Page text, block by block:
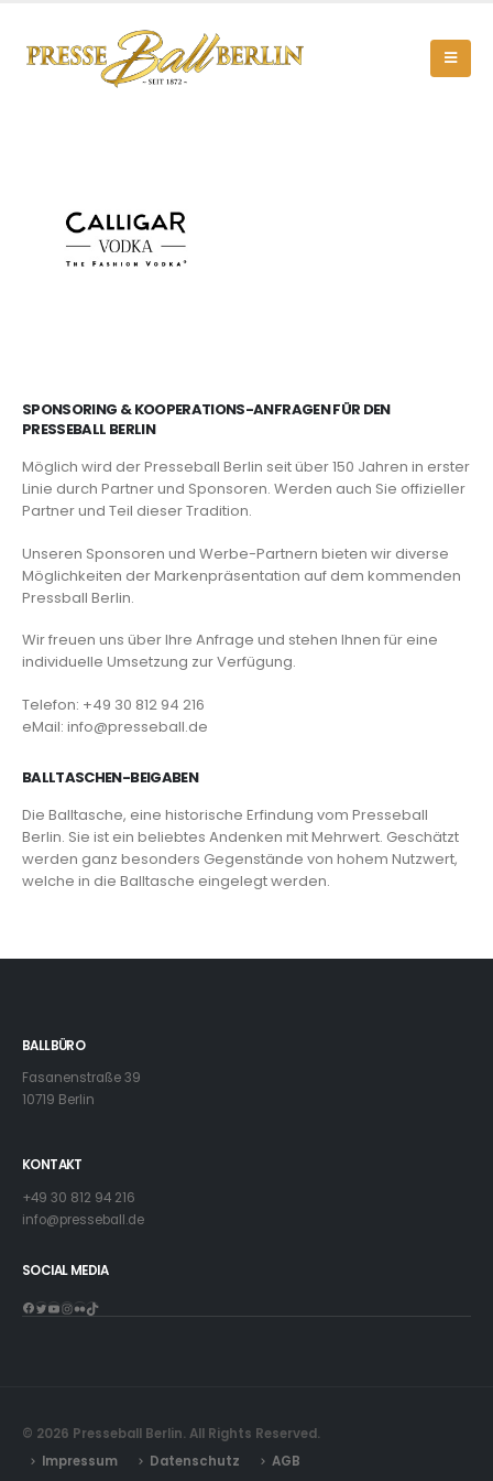
SPONSORING & KOOPERATIONS-ANFRAGEN FÜR DEN
PRESSEBALL BERLIN
Möglich wird der Presseball Berlin seit über 150 Jahren in erster
Linie durch Partner und Sponsoren. Werden auch Sie offizieller
Partner und Teil dieser Tradition.
Unseren Sponsoren und Werbe-Partnern bieten wir diverse
Möglichkeiten der Markenpräsentation auf dem kommenden
Pressball Berlin.
Wir freuen uns über Ihre Anfrage und stehen Ihnen für eine
individuelle Umsetzung zur Verfügung.
Telefon: +49 30 812 94 216
eMail: info@presseball.de
BALLTASCHEN-BEIGABEN
Die Balltasche, eine historische Erfindung vom Presseball
Berlin. Sie ist ein beliebtes Andenken mit Mehrwert. Geschätzt
werden ganz besonders Gegenstände von hohem Nutzwert,
welche in die Balltasche eingelegt werden.
BALLBÜRO
Fasanenstraße 39
10719 Berlin
KONTAKT
+49 30 812 94 216
info@presseball.de
SOCIAL MEDIA
Facebook
Twitter
YouTube
Instagram
FlickrTikTok
© 2026 Presseball Berlin. All Rights Reserved.
Impressum
Datenschutz AGB